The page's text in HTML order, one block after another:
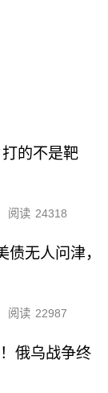
的不是靶
阅读 24318
债无人问津，
阅读 22987
俄乌战争终